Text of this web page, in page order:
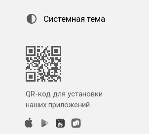
Системная тема
QR-код для установки
наших приложений.